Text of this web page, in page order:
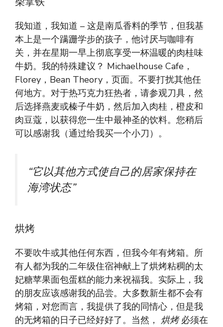
我知道，我知道 – 这是南瓜香料的季节，但我基
本上是一个蹒跚学步的孩子，他讨厌与咖啡有
关，并在星期一早上彻底享受一杯温暖的肉桂味
牛奶。我的特殊建议？ Michaelhouse Cafe，
Florey，Bean Theory，页面。不要打扰其他任
何地方。对于热巧克力狂热者，请参观刀具，然
后选择燕麦或榛子牛奶，然后加入肉桂，橙皮和
肉豆蔻，以获得您一生中最神圣的饮料。您稍后
可以感谢我（通过给我买一个小刀）。
“它以其他方式使自己的居家保持在
海湾状态”
烘烤
不要吹牛或其他任何东西，但我今年有烤箱。所
有人都为我的二年级住宿神献上了烘烤粘稠的太
妃糖苹果面包蛋糕的能力来祝福我。实际上，我
的朋友应该感谢我的品尝。大多数新生都不会有
烤箱，对您而言，我提供了我的同情心，但是我
的无烤箱的日子已经好好了。当然， 烘烤必须在